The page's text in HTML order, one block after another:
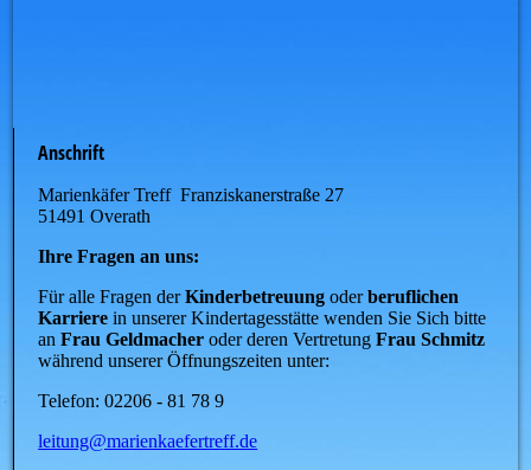
Anschrift
Marienkäfer Treff Franziskanerstraße 27
51491 Overath
Ihre Fragen an uns:
Für alle Fragen derKinderbetreuung oderberuflichen
Karriere in unserer Kindertagesstätte wenden Sie Sich bitte
anFrau Geldmacher oder deren VertretungFrau Schmitz
während unserer Öffnungszeiten unter:
Telefon: 02206 - 81 78 9
leitung@marienkaefertreff.de